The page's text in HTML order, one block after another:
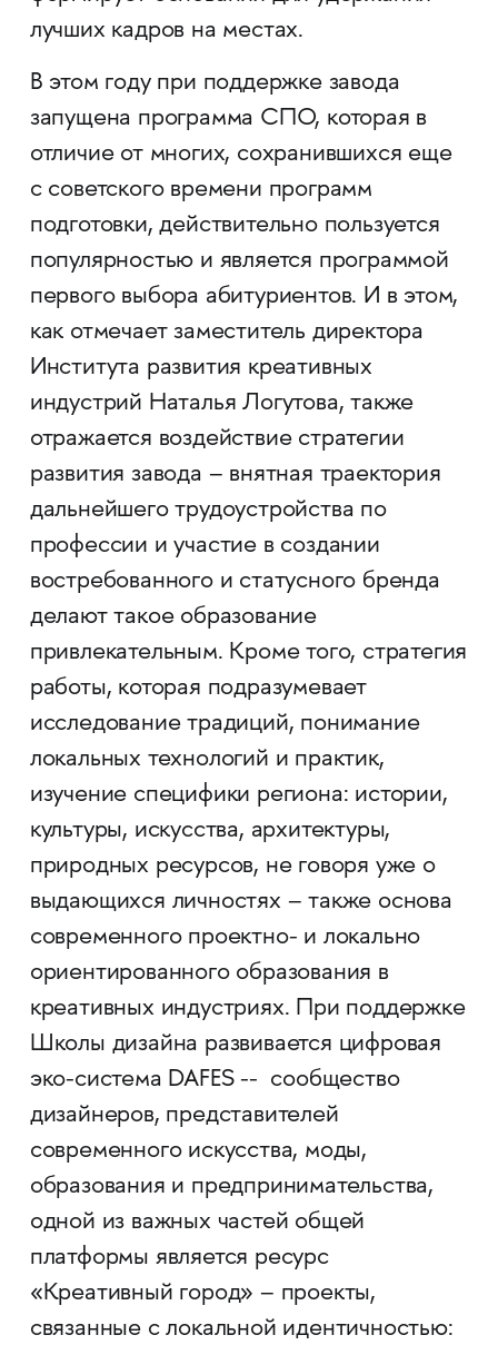
лучших кадров на местах.
В этом году при поддержке завода
запущена программа СПО, которая в
отличие от многих, сохранившихся еще
с советского времени программ
подготовки, действительно пользуется
популярностью и является программой
первого выбора абитуриентов. И в этом,
как отмечает заместитель директора
Института развития креативных
индустрий Наталья Логутова, также
отражается воздействие стратегии
развития завода – внятная траектория
дальнейшего трудоустройства по
профессии и участие в создании
востребованного и статусного бренда
делают такое образование
привлекательным. Кроме того, стратегия
работы, которая подразумевает
исследование традиций, понимание
локальных технологий и практик,
изучение специфики региона: истории,
культуры, искусства, архитектуры,
природных ресурсов, не говоря уже о
выдающихся личностях – также основа
современного проектно- и локально
ориентированного образования в
креативных индустриях. При поддержке
Школы дизайна развивается цифровая
эко-система DAFES -- сообщество
дизайнеров, представителей
современного искусства, моды,
образования и предпринимательства,
одной из важных частей общей
платформы является ресурс
«Креативный город» – проекты,
связанные с локальной идентичностью: